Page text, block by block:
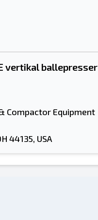
vertikal ballepresser
Compactor Equipment
44135, USA